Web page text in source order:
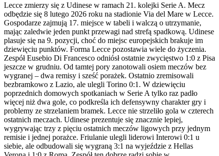
Lecce zmierzy się z Udinese w ramach 21. kolejki Serie A. Mecz
odbędzie się 8 lutego 2026 roku na stadionie Via del Mare w Lecce.
Gospodarze zajmują 17. miejsce w tabeli i walczą o utrzymanie,
mając zaledwie jeden punkt przewagi nad strefą spadkową. Udinese
plasuje się na 9. pozycji, choć do miejsc europejskich brakuje im
dziewięciu punktów. Forma Lecce pozostawia wiele do życzenia.
Zespół Eusebio Di Francesco odniósł ostatnie zwycięstwo 1:0 z Pisa
jeszcze w grudniu. Od tamtej pory zanotowali osiem meczów bez
wygranej – dwa remisy i sześć porażek. Ostatnio zremisowali
bezbramkowo z Lazio, ale ulegli Torino 0:1. W dziewięciu
poprzednich domowych spotkaniach w Serie A tylko raz padło
więcej niż dwa gole, co podkreśla ich defensywny charakter gry i
problemy ze strzelaniem bramek. Lecce nie strzeliło gola w czterech
ostatnich meczach. Udinese prezentuje się znacznie lepiej,
wygrywając trzy z pięciu ostatnich meczów ligowych przy jednym
remisie i jednej porażce. Friulanie ulegli liderowi Interowi 0:1 u
siebie, ale odbudowali się wygraną 3:1 na wyjeździe z Hellas